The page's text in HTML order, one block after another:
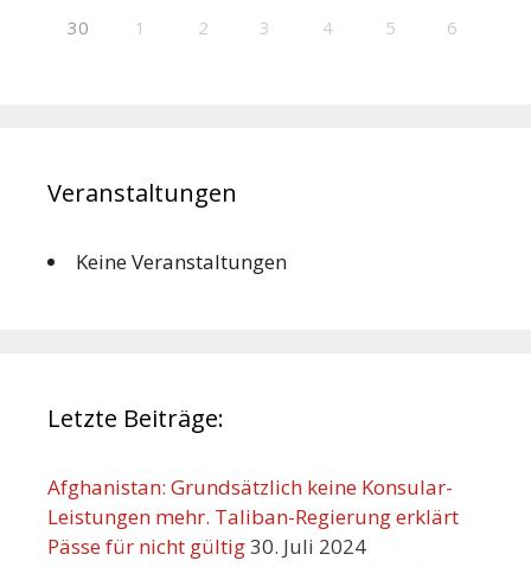
30 1 2 3 4 5 6
Veranstaltungen
Keine Veranstaltungen
Letzte Beiträge:
Afghanistan: Grundsätzlich keine Konsular-
Leistungen mehr. Taliban-Regierung erklärt
Pässe für nicht gültig30. Juli 2024